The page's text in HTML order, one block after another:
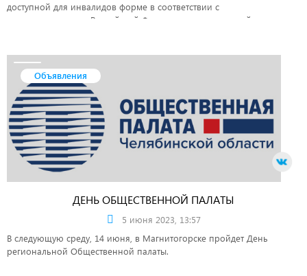
доступной для инвалидов форме в соответствии с
законодательством Российской Федерации о социальной защите
Объявления
ДЕНЬ ОБЩЕСТВЕННОЙ ПАЛАТЫ
5 июня 2023, 13:57
В следующую среду, 14 июня, в Магнитогорске пройдет День
региональной Общественной палаты.